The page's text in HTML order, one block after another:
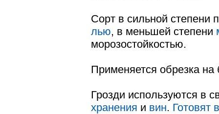
Сорт в сильной степени
лью, в меньшей степени
моро­зостойкостью.
Применяется обрезка
Грозди используются в
хране­ния и вин. Готовят